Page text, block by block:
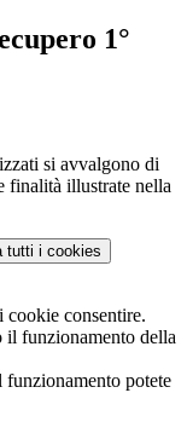
1°
si avvalgono di
finalità illustrate nella
tutti i cookies
cookie consentire.
il funzionamento della
funzionamento potete